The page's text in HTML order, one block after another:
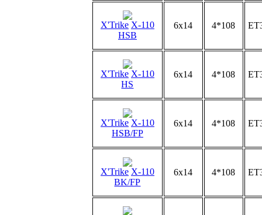
X'Trike X-110
HSB
6x14 4*108
X'Trike X-110
HS
6x14 4*108
X'Trike X-110
HSB/FP
6x14 4*108
X'Trike X-110
BK/FP
6x14 4*108